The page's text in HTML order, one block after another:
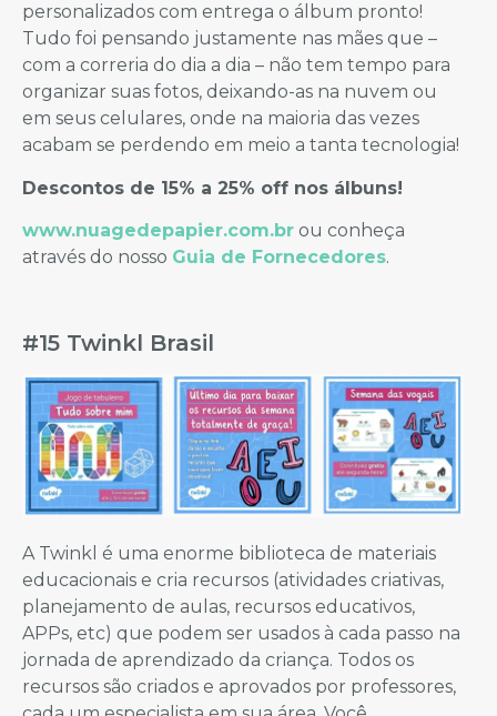
personalizados com entrega o álbum pronto!
Tudo foi pensando justamente nas mães que –
com a correria do dia a dia – não tem tempo para
organizar suas fotos, deixando-as na nuvem ou
em seus celulares, onde na maioria das vezes
acabam se perdendo em meio a tanta tecnologia!
Descontos de 15% a 25% off nos álbuns!
www.nuagedepapier.com.br ou conheça
através do nosso Guia de Fornecedores.
#15 Twinkl Brasil
A Twinkl é uma enorme biblioteca de materiais
educacionais e cria recursos (atividades criativas,
planejamento de aulas, recursos educativos,
APPs, etc) que podem ser usados à cada passo na
jornada de aprendizado da criança. Todos os
recursos são criados e aprovados por professores,